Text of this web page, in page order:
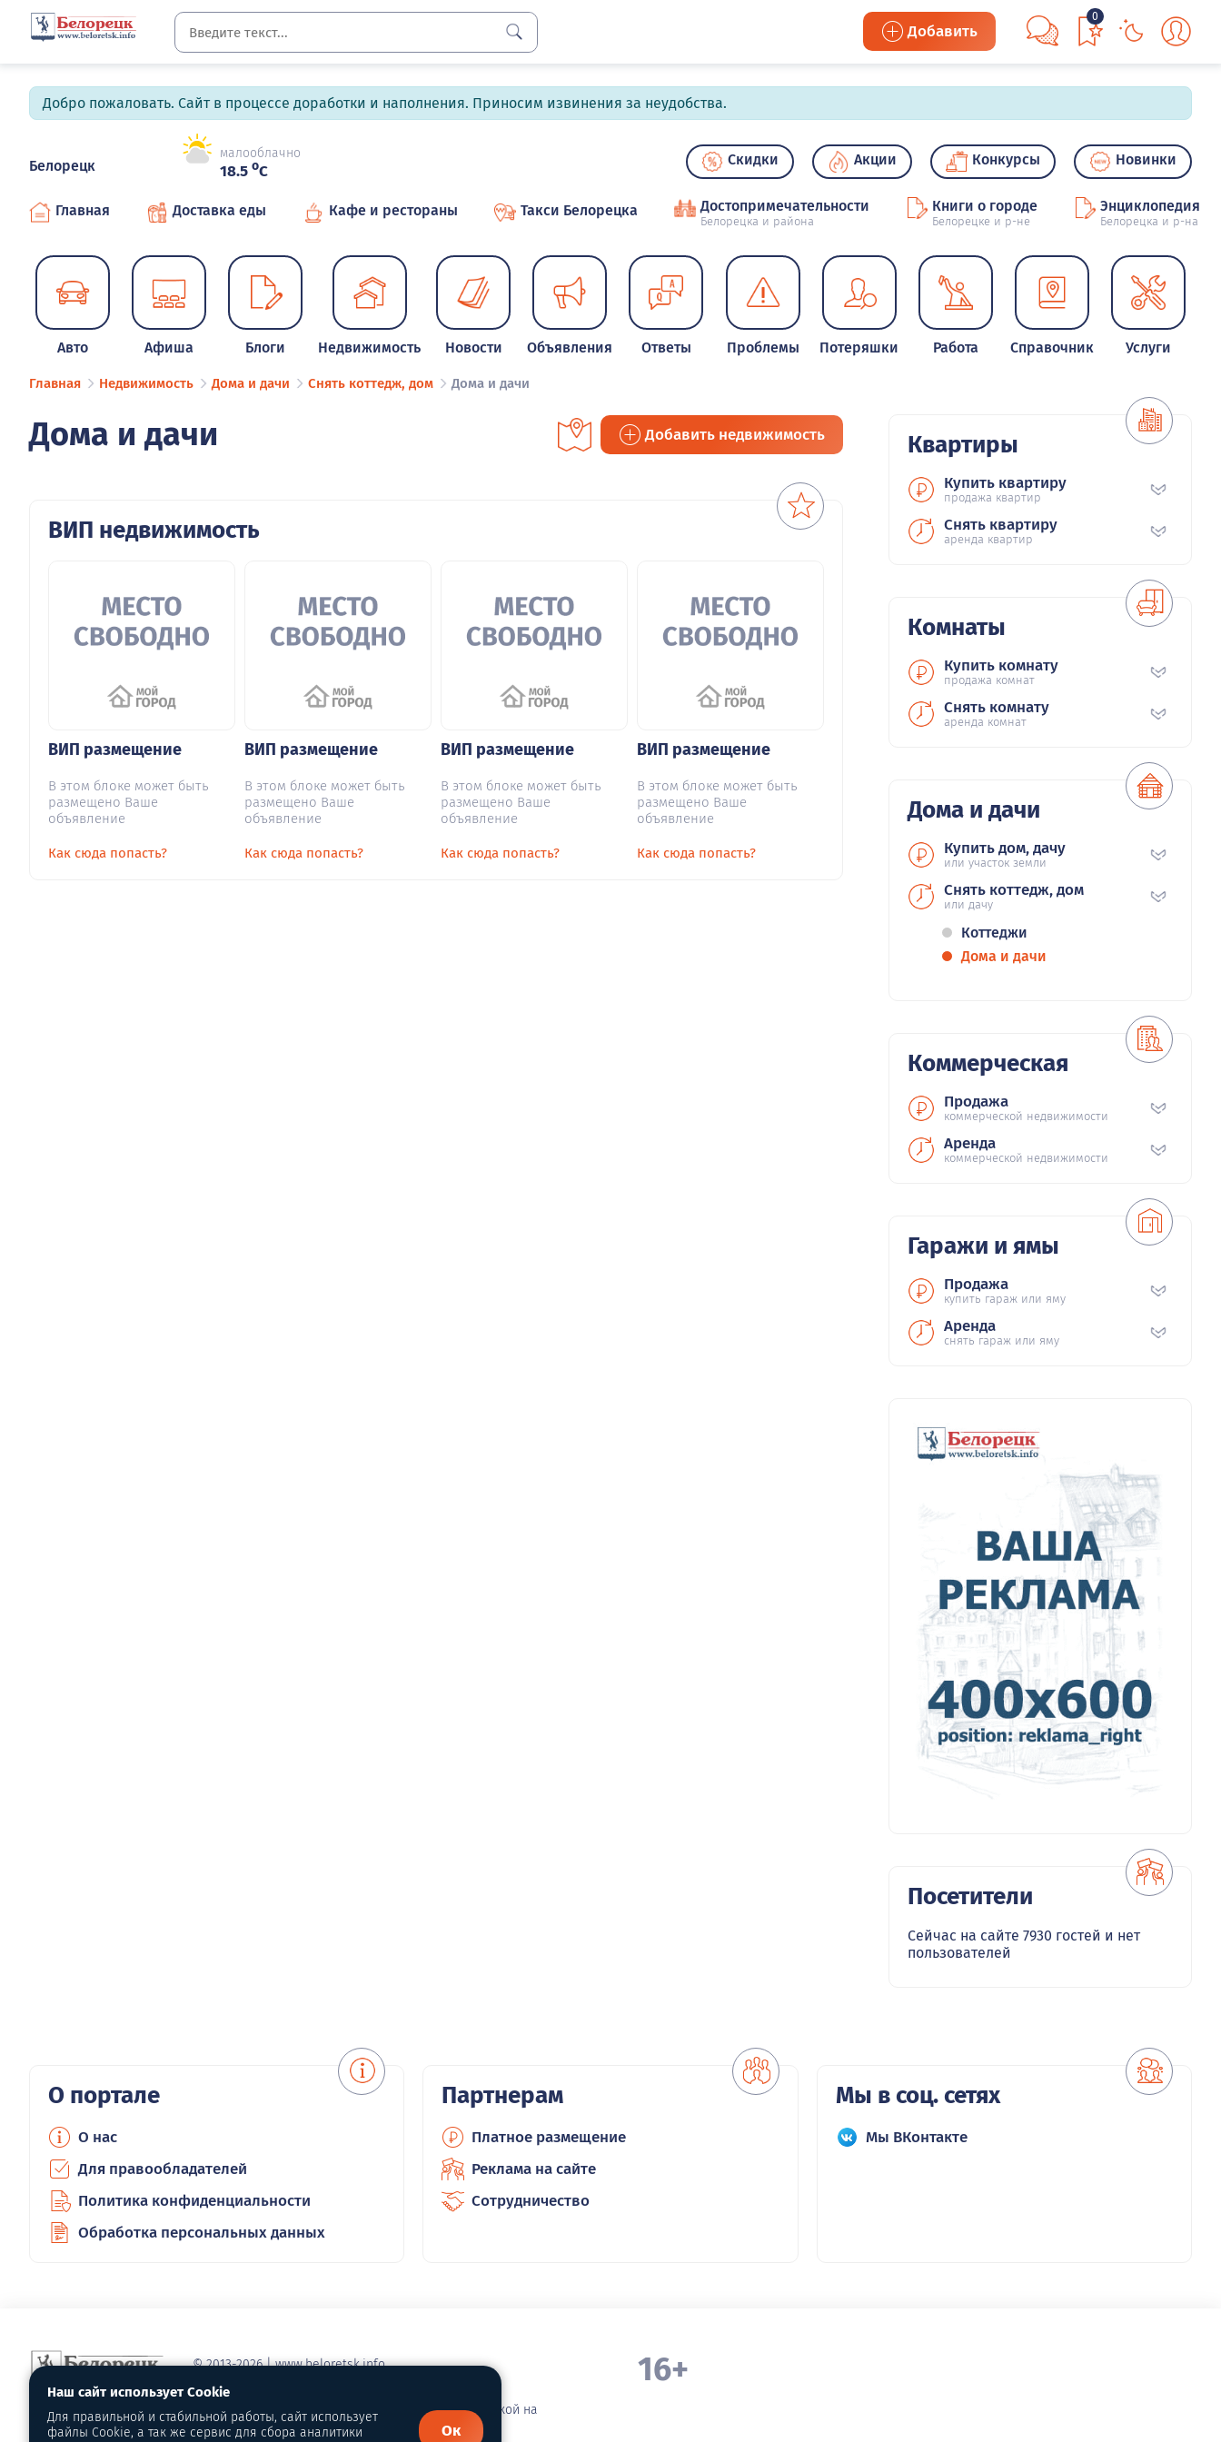
Добавить
0
Добро пожаловать. Сайт в процессе доработки и наполнения. Приносим извинения за неудобства.
Белорецк
малооблачно
18.5 oC
Скидки Акции Конкурсы Новинки
Главная Доставка еды Кафе и рестораны Такси Белорецка Достопримечательности
Белорецка и района
Книги о городе
Белорецке и р-не
Энциклопедия
Белорецка и р-на
Авто Афиша Блоги Недвижимость Новости Объявления Ответы Проблемы Потеряшки Работа Справочник Услуги
Главная Недвижимость Дома и дачи Снять коттедж, дом Дома и дачи
Дома и дачи Добавить недвижимость
ВИП недвижимость
ВИП размещение
В этом блоке может быть
размещено Ваше
объявление
Как сюда попасть?
ВИП размещение
В этом блоке может быть
размещено Ваше
объявление
Как сюда попасть?
ВИП размещение
В этом блоке может быть
размещено Ваше
объявление
Как сюда попасть?
ВИП размещение
В этом блоке может быть
размещено Ваше
объявление
Как сюда попасть?
Квартиры
Купить квартиру
продажа квартир
Снять квартиру
аренда квартир
Комнаты
Купить комнату
продажа комнат
Снять комнату
аренда комнат
Дома и дачи
Купить дом, дачу
или участок земли
Снять коттедж, дом
или дачу
Коттеджи
Дома и дачи
Коммерческая
Продажа
коммерческой недвижимости
Аренда
коммерческой недвижимости
Гаражи и ямы
Продажа
купить гараж или яму
Аренда
снять гараж или яму
Посетители
Сейчас на сайте 7930 гостей и нет
пользователей
О портале
О нас
Для правообладателей
Политика конфиденциальности
Обработка персональных данных
Партнерам
Платное размещение
Реклама на сайте
Сотрудничество
Мы в соц. сетях
Мы ВКонтакте
© 2013-2026 | www.beloretsk.info
Справочно-информационный сайт г. Белорецка
Перепубликация материалов с обязательной ссылкой на
первоисточник - www.beloretsk.info
16+
Наш сайт использует Cookie
Для правильной и стабильной работы, сайт использует
файлы Cookie, а так же сервис для сбора аналитики
Ок